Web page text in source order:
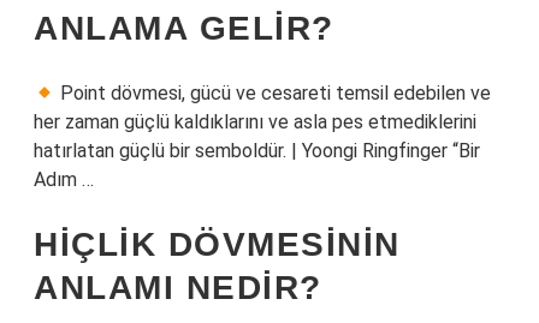
ANLAMA GELIR?
Point dövmesi, gücü ve cesareti temsil edebilen ve
her zaman güçlü kaldıklarını ve asla pes etmediklerini
hatırlatan güçlü bir semboldür. | Yoongi Ringfinger “Bir
Adım …
HIÇLIK DÖVMESININ
ANLAMI NEDIR?